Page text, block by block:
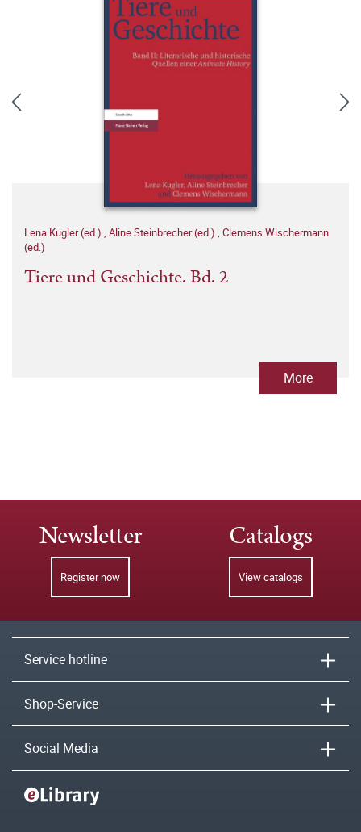
Lena Kugler (ed.) , Aline Steinbrecher (ed.) , Clemens Wischermann
(ed.)
Tiere und Geschichte. Bd. 2
More
Newsletter
Register now
Catalogs
View catalogs
Service hotline
Shop-Service
Social Media